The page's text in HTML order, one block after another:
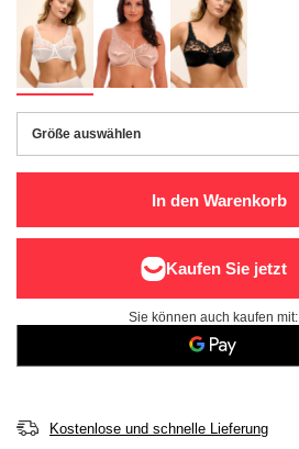
Größe auswählen
Größe auswählen
In den Warenkorb
Sie können auch kaufen mit:
Kostenlose und schnelle Lieferung